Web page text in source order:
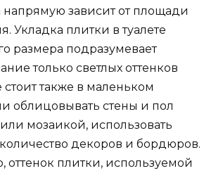
напрямую зависит от площади
Укладка плитки в туалете
размера подразумевает
только светлых оттенков
стоит также в маленьком
облицовывать стены и пол
мозаикой, использовать
декоров и бордюров.
оттенок плитки, используемой